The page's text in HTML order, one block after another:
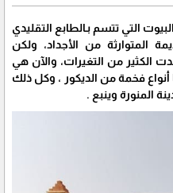
التي تتسم بـالطابع التقليدي
المتوارثة من الأجداد، ولكن
الكثير من التغيرات، والآن هي
أنواع فخمة من الديكور ، وكل ذلك
المنورة وينبع .